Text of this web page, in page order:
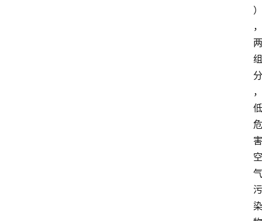
）
，
两
组
分
，
低
危
害
空
气
污
染